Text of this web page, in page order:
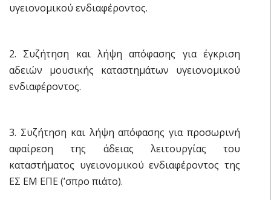
υγειονομικού ενδιαφέροντος.
2. Συζήτηση και λήψη απόφασης για έγκριση
αδειών μουσικής καταστημάτων υγειονομικού
ενδιαφέροντος.
3. Συζήτηση και λήψη απόφασης για προσωρινή
αφαίρεση της άδειας λειτουργίας του
καταστήματος υγειονομικού ενδιαφέροντος της
ΕΣ ΕΜ ΕΠΕ (ʼσπρο πιάτο).